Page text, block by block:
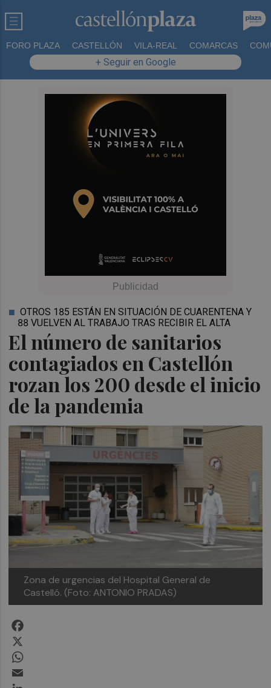
FORO PLAZA CASTELLÓN VILA-REAL COMARCAS
+ Seguir en Google
El número de sanitarios
contagiados en Castellón
rozan los 200 desde el inicio
de la pandemia
OTROS 185 ESTÁN EN SITUACIÓN DE CUARENTENA Y
88 VUELVEN AL TRABAJO TRAS RECIBIR EL ALTA
Zona de urgencias del Hospital General de
Castelló. (Foto: ANTONIO PRADAS)